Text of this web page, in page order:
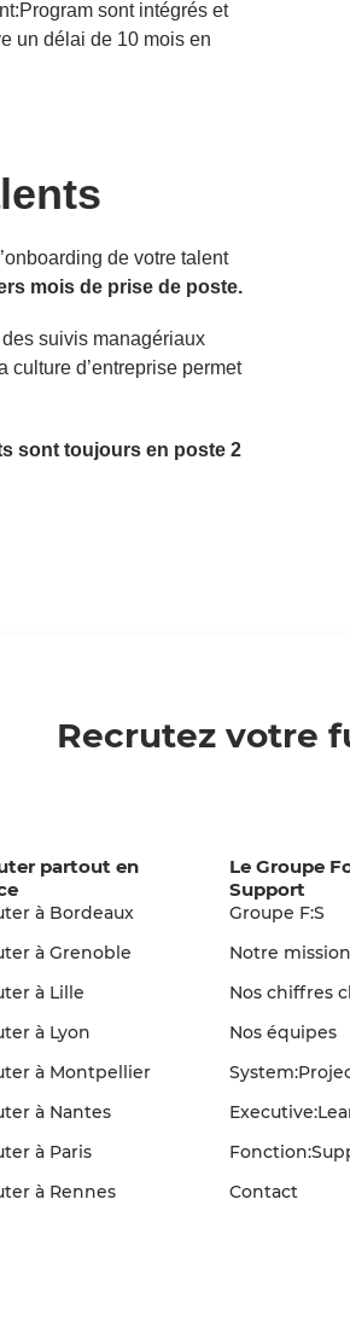
sont intégrés et
un délai de 10 mois en
de votre talent
mois de prise de poste.
suivis managériaux
culture d’entreprise permet
sont toujours en poste 2
Recrutez votre
partout en
à Bordeaux
à Grenoble
à Lille
à Lyon
à Montpellier
à Nantes
à Paris
à Rennes
Le Groupe
Support
Groupe F:S
Notre mission
Nos chiffres
Nos équipes
Contact